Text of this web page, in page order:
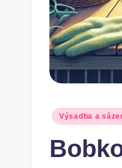
Posted
Výsadba a